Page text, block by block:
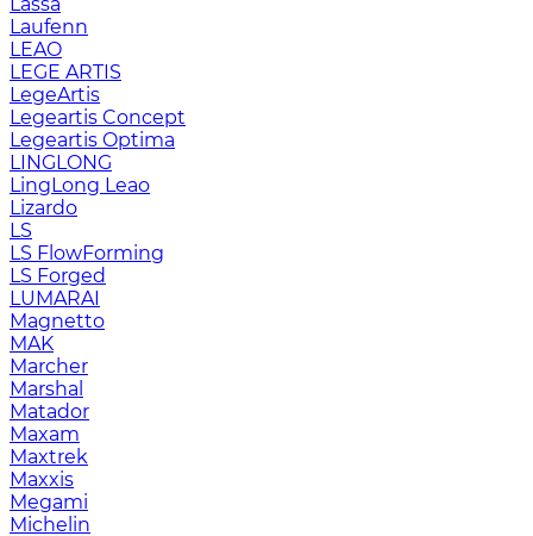
Laufenn
LEAO
LEGE ARTIS
LegeArtis
Legeartis Concept
Legeartis Optima
LINGLONG
LingLong Leao
Lizardo
LS
LS FlowForming
LS Forged
LUMARAI
Magnetto
MAK
Marcher
Marshal
Matador
Maxam
Maxtrek
Maxxis
Megami
Michelin